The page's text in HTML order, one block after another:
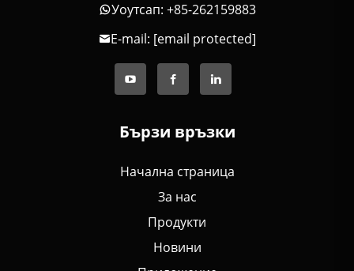
Уоутсап: +85-262159883
E-mail: [email protected]
Бързи връзки
Начална страница
За нас
Продукти
Новини